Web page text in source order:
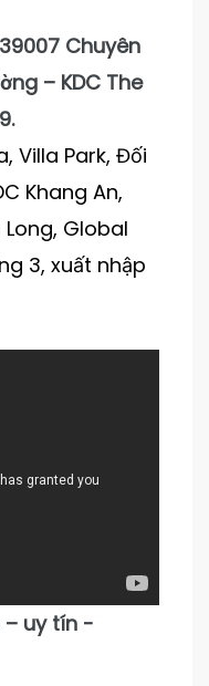
Chuyên
– KDC The
Villa Park, Đối
Khang An,
Global
3, xuất nhập
– uy tín -